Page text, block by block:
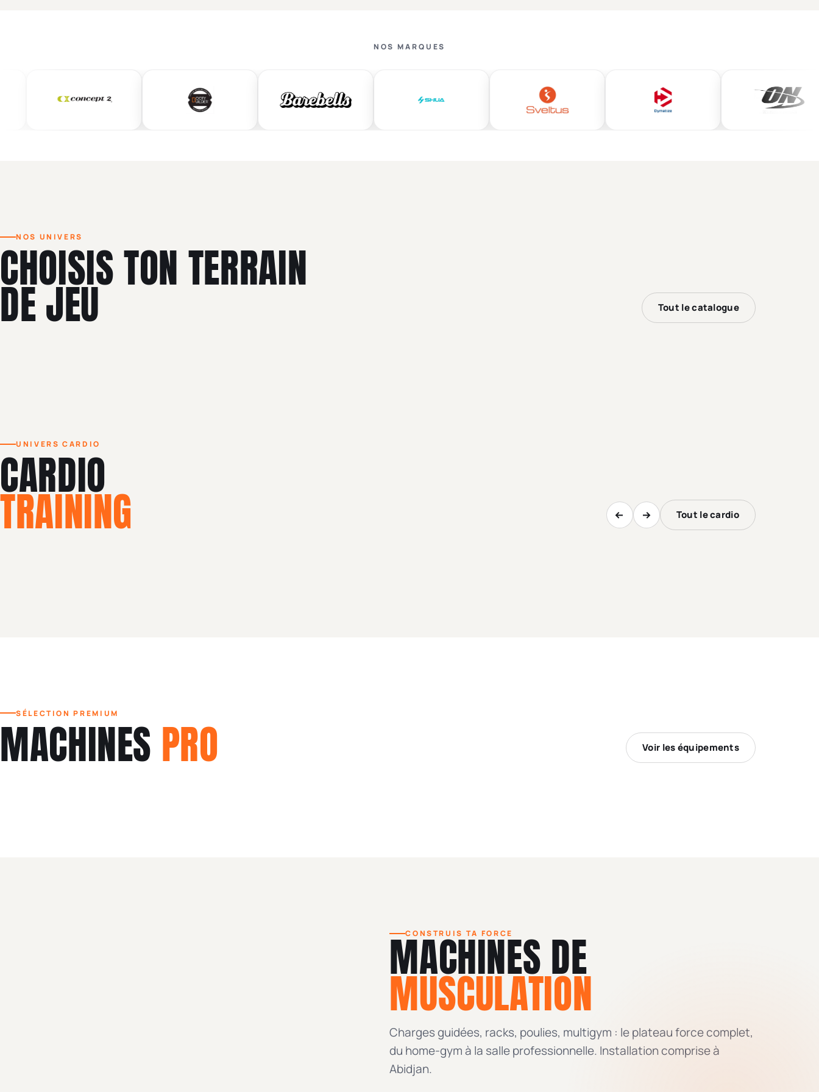
NOS MARQUES
NOS UNIVERS
CHOISIS TON TERRAIN
DE JEU Tout le catalogue
UNIVERS CARDIO
CARDIO
TRAINING Tout le cardio
SÉLECTION PREMIUM
MACHINES PRO Voir les équipements
CONSTRUIS TA FORCE
MACHINES DE
MUSCULATION
Charges guidées, racks, poulies, multigym : le plateau force complet,
du home-gym à la salle professionnelle. Installation comprise à
Abidjan.